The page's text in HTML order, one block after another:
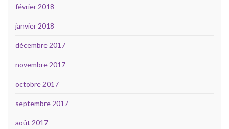
février 2018
janvier 2018
décembre 2017
novembre 2017
octobre 2017
septembre 2017
août 2017